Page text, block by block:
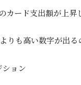
カード支出額が上昇
りも高い数字が出
ョン